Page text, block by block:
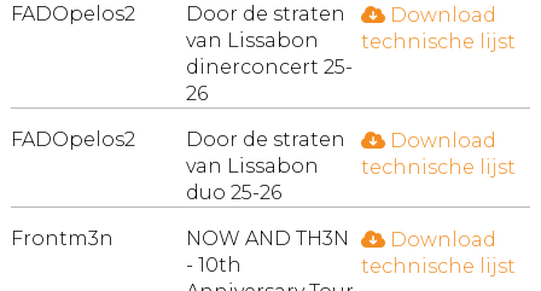
FADOpelos2
Door de straten
van Lissabon
dinerconcert 25-
26
Download
technische lijst
FADOpelos2
Door de straten
van Lissabon
duo 25-26
Download
technische lijst
Frontm3n
NOW AND TH3N
- 10th
Download
technische lijst